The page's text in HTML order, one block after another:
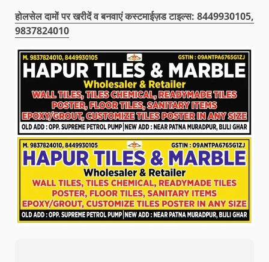
होलसेल दामों पर खरीदें व बनवाएं कस्टमाईज़ड टाइल्स: 8449930105,
9837824010